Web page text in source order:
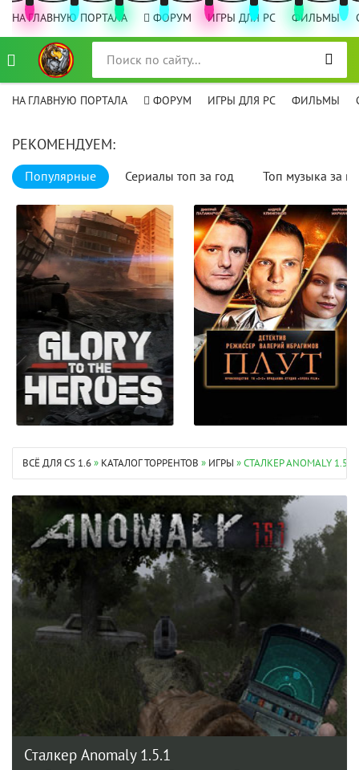
НА ГЛАВНУЮ ПОРТАЛА ФОРУМ ИГРЫ ДЛЯ PC ФИЛЬМЫ
НА ГЛАВНУЮ ПОРТАЛА ФОРУМ ИГРЫ ДЛЯ PC ФИЛЬМЫ
РЕКОМЕНДУЕМ:
Популярные Сериалы топ за год Топ музыка за
ВСЁ ДЛЯ CS 1.6» КАТАЛОГ ТОРРЕНТОВ » ИГРЫ » СТАЛКЕР ANOMALY
Сталкер Anomaly 1.5.1